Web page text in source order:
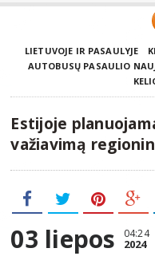
LIETUVOJE IR PASAULYJE
AUTOBUSŲ PASAULIO
Estijoje
važiavimą
03 liepos 04:24
2024